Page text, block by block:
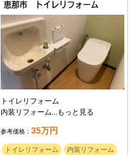
恵那市 トイレリフォーム
トイレリフォーム
内装リフォーム...もっと見る
参考価格：35万円
トイレリフォーム
内装リフォーム